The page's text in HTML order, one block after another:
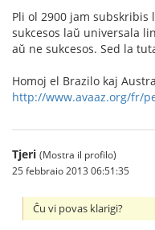
Pli ol 2900 jam subskribis
sukcesos laŭ universala
aŭ ne sukcesos. Sed la
Homoj el Brazilo kaj
http://www.avaaz.org/fr/
Tjeri (Mostra il profilo)
25 febbraio 2013 06:51:35
Ĉu vi povas klarigi?